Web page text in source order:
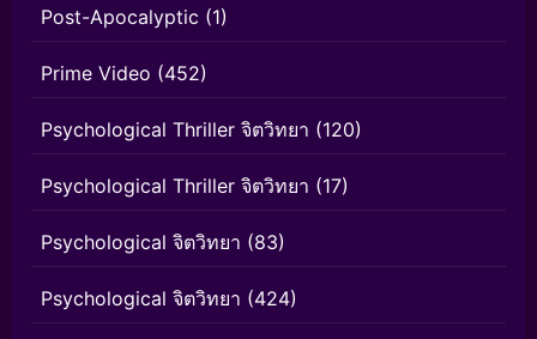
Post-Apocalyptic (1)
Prime Video (452)
Psychological Thriller จิตวิทยา (120)
Psychological Thriller จิตวิทยา (17)
Psychological จิตวิทยา (83)
Psychological จิตวิทยา (424)